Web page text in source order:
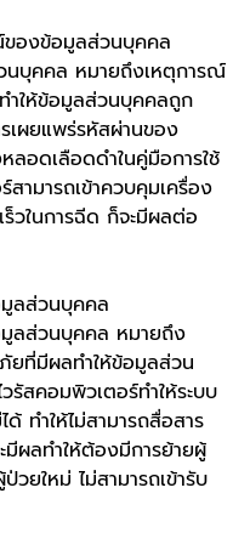
องข้อมูลส่วนบุคคล
นบุคคล หมายถึงเหตุการณ์
ให้ข้อมูลส่วนบุคคลถูก
เผยแพร่รหัสผ่านของ
ลอดเลือดดำในคู่มือการใช้
สามารถเข้าควบคุมเครื่อง
วในการฉีด​ ก็จะมีผลต่อ
มูลส่วนบุคคล
มูลส่วนบุคคล หมายถึง
ที่มีผลทำให้ข้อมูลส่วน
สคอมพิวเตอร์ทำให้ระบบ
ด้ ทำให้ไม่สามารถสื่อสาร
มีผลทำให้ต้องมีการย้ายผู้
วยใหม่ ไม่สามารถเข้ารับ